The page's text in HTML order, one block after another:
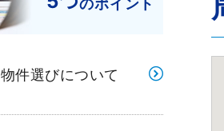
物件選びについて